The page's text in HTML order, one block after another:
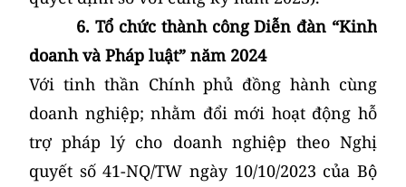
6. Tổ chức thành công Diễn đàn “Kinh
doanh và Pháp luật” năm 2024
Với tinh thần Chính phủ đồng hành cùng
doanh nghiệp; nhằm đổi mới hoạt động hỗ
trợ pháp lý cho doanh nghiệp theo Nghị
quyết số 41-NQ/TW ngày 10/10/2023 của Bộ